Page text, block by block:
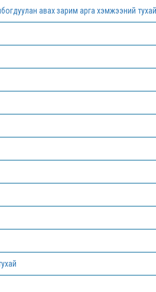
авах зарим арга хэмжээний тухай